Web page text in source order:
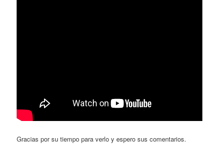
Gracias por su tiempo para verlo y espero sus comentarios.